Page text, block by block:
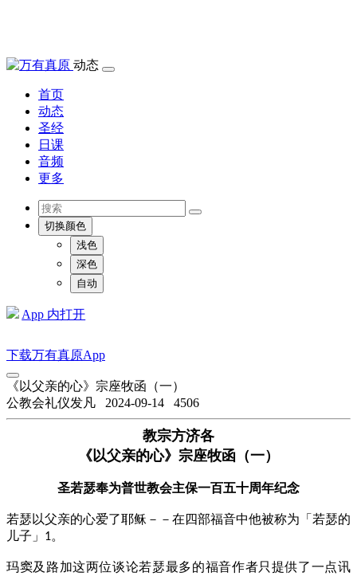
动态
首页
动态
圣经
日课
音频
更多
切换颜色
浅色
深色
自动
App 内打开
下载万有真原App
《以父亲的心》宗座牧函（一）
公教会礼仪发凡 2024-09-14 4506
教宗方济各
《以父亲的心》宗座牧函（一）
圣若瑟奉为普世教会主保一百五十周年纪念
若瑟以父亲的心爱了耶稣－－在四部福音中他被称为「若瑟的
儿子」 1。
玛窦及路加这两位谈论若瑟最多的福音作者只提供了一点讯